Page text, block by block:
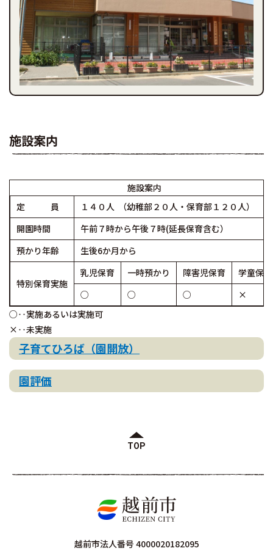
施設案内
施設案内
定 員
１４０人 （幼稚部２０人・保育部１２０人）
開園時間
午前７時から午後７時(延長保育含む）
預かり年齢
生後6か月から
特別保育実施
乳児保育 一時預かり 障害児保育
学童保育
○
○ ○
×
○‥実施あるいは実施可
×‥未実施
子育てひろば（園開放）
園評価
TOP
越前市法人番号 4000020182095